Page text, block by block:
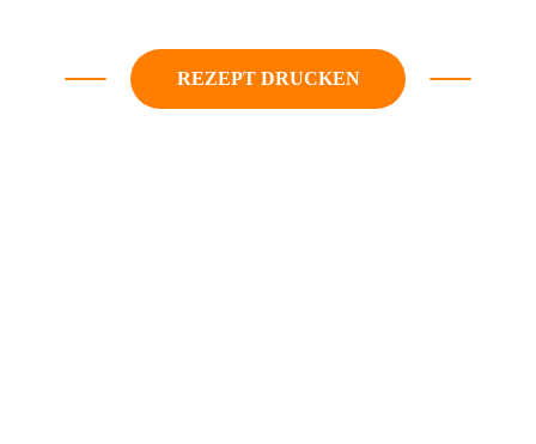
REZEPT DRUCKEN